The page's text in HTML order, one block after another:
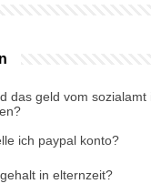
das geld vom sozialamt
ich paypal konto?
in elternzeit?